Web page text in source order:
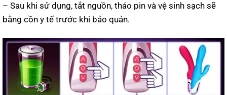
– Sau khi sử dụng, tắt nguồn, tháo pin và vệ sinh sạch sẽ
bằng cồn y tế trước khi bảo quản.